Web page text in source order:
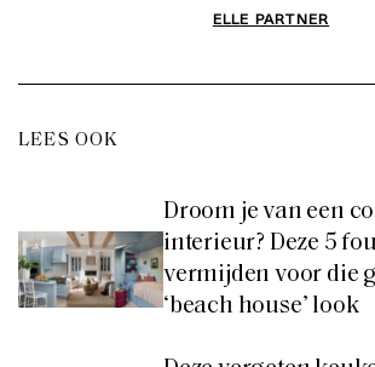
ELLE PARTNER
LEES OOK
Droom je van een
interieur? Deze 5
vermijden voor die
‘beach house’ look